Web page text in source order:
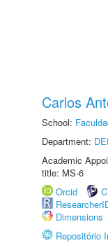
Carlos
School:
Department:
Academic
title: MS-6
Orcid
Dimensions
Repositório